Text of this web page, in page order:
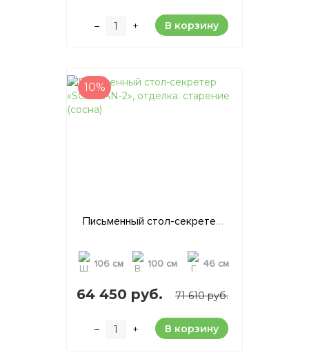
– + В корзину
10%
Письменный стол-секретер «SCRIBAN-2», отделка: старение (сосна)
106 см 100 см 46 см
64 450 руб. 71 610 руб.
– + В корзину